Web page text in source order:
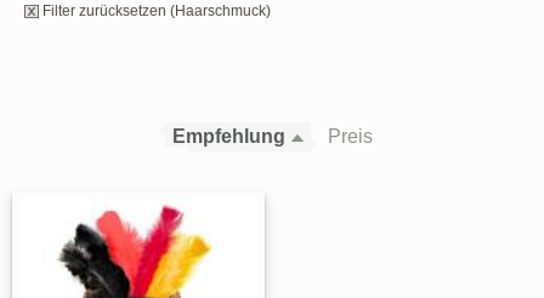
Filter zurücksetzen (Haarschmuck)
Empfehlung Preis